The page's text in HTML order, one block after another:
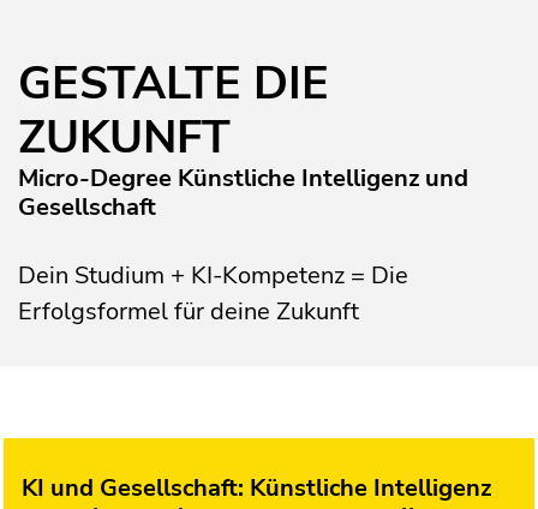
GESTALTE DIE
ZUKUNFT
Micro-Degree Künstliche Intelligenz und
Gesellschaft
Dein Studium + KI-Kompetenz = Die
Erfolgsformel für deine Zukunft
KI und Gesellschaft: Künstliche Intelligenz